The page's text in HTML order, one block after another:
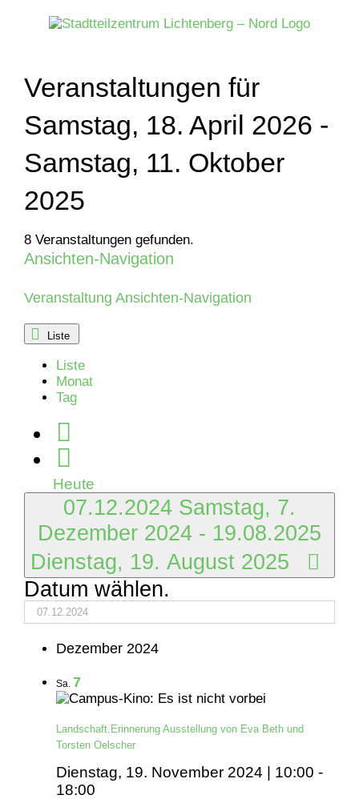
Veranstaltungen für
Samstag, 18. April 2026 -
Samstag, 11. Oktober
2025
8 Veranstaltungen gefunden.
Veranstaltungen
Ansichten-Navigation
Veranstaltung Ansichten-Navigation
Liste
Liste
Monat
Tag
Heute
07.12.2024 Samstag, 7.
Dezember 2024 - 19.08.2025
Dienstag, 19. August 2025
Datum wählen.
Dezember 2024
Sa. 7
Landschaft.Erinnerung Ausstellung von Eva Beth und
Torsten Oelscher
Dienstag, 19. November 2024 | 10:00 -
18:00